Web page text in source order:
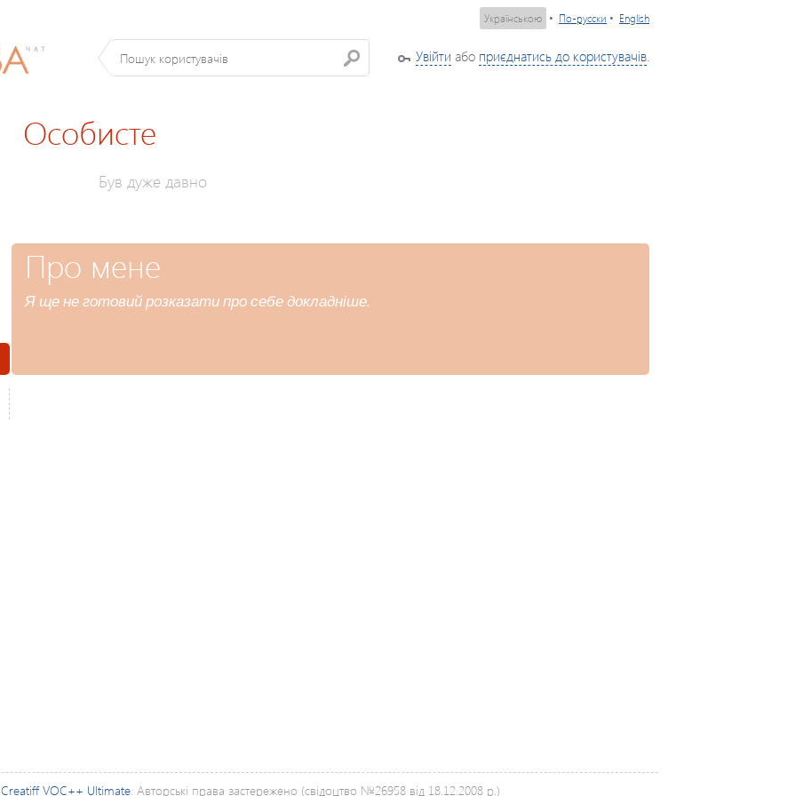
Українською • По-русски • English
Увійти або приєднатись до користувачів.
Особисте
Був дуже давно
Про мене
Я ще не готовий розказати про себе докладніше.
Creatiff VOC++ Ultimate. Авторські права застережено (свідоцтво №26958 від 18.12.2008 р.)